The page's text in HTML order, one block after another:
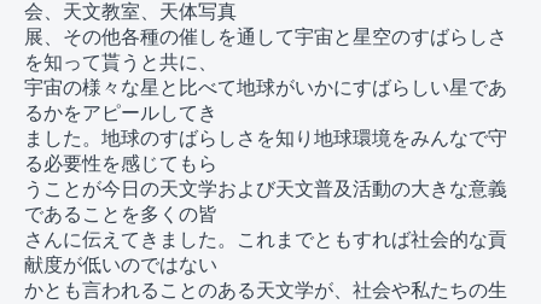
会、天文教室、天体写真
展、その他各種の催しを通して宇宙と星空のすばらしさ
を知って貰うと共に、
宇宙の様々な星と比べて地球がいかにすばらしい星であ
るかをアピールしてき
ました。地球のすばらしさを知り地球環境をみんなで守
る必要性を感じてもら
うことが今日の天文学および天文普及活動の大きな意義
であることを多くの皆
さんに伝えてきました。これまでともすれば社会的な貢
献度が低いのではない
かとも言われることのある天文学が、社会や私たちの生